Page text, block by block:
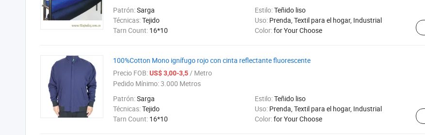
Patrón:Sarga Estilo:Teñido liso
Técnicas:Tejido Uso: Prenda, Textil para el hogar, Industrial
Tarn Count: 16*10 Color:for Your Choose
100%Cotton Mono ignífugo rojo con cinta reflectante fluorescente
Precio FOB:US$ 3,00-3,5/ Metro
Pedido Mínimo:3.000 Metros
Patrón:Sarga Estilo:Teñido liso
Técnicas:Tejido Uso: Prenda, Textil para el hogar, Industrial
Tarn Count: 16*10 Color:for Your Choose